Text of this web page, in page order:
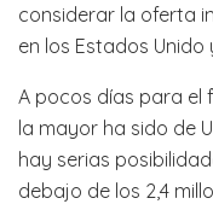
considerar la oferta
en los Estados
A pocos días para el
la mayor ha sido de
hay serias
debajo de los 2,4